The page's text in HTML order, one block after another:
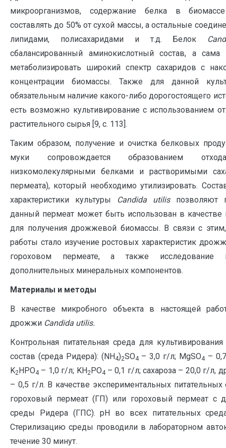
микроорганизмов, содержание белка в
составлять до 50% от сухой массы, а остальные
липидами, полисахаридами и т.д. Белок
сбалансированный аминокислотный состав, а сама
метаболизировать широкий спектр сахаридов с
концентрации биомассы. Также для данной
обязательным наличие какого-либо дорогостоящего
есть возможно культивирование с использованием
растительного сырья [9, c. 113].
Таким образом, получение и очистка белковых
муки сопровождается образованием
низкомолекулярными белками и растворимыми
пермеата), который необходимо утилизировать.
характеристики культуры
Candida utilisпозволяют
данный пермеат может быть использован в качестве
для получения дрожжевой биомассы. В связи с
работы стало изучение ростовых характеристик
гороховом пермеате, а также
дополнительных минеральных компонентов.
Материалы и методы
В качестве микробного объекта в настоящей
дрожжи Candida utilis.
Контрольная питательная среда для
состав (среда Ридера): (NH4)2SO4 – 3,0 г/л; MgSO4 –
K2HPO4 – 1,0 г/л; KH2PO4 – 0,1 г/л; сахароза – 20,0 г/л,
– 0,5 г/л. В качестве экспериментальных питательных
гороховый пермеат (ГП) или гороховый пермеат с
среды Ридера (ГПС). pH во всех питательных
Стерилизацию среды проводили в лабораторном
течение 30 минут.